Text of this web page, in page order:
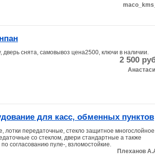
maco_kms_l
дверь снята, самовывоз цена2500, ключи в наличии.
2 500
для касс, обменных пунктов
лотки передаточные, стекло защитное многослойное
со стеклом, двери стандартные а также
согласованию пуле-, взломостойкие.
Плеханов